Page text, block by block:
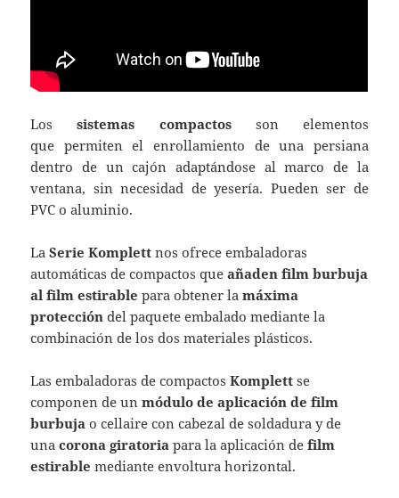
Lossistemas compactosson elementos
que permiten el enrollamiento de una persiana
dentro de un cajón adaptándose al marco de la
ventana, sin necesidad deyesería. Pueden ser de
PVC o aluminio.
LaSerie Komplett nos ofrece embaladoras
automáticas de compactos queañaden film burbuja
al film estirable para obtener lamáxima
protección del paquete embalado mediante la
combinación de los dos materiales plásticos.
Las embaladoras de compactosKomplett se
componen de unmódulo de aplicación de film
burbuja o cellaire con cabezal de soldadura y de
unacorona giratoria para la aplicación defilm
estirable mediante envoltura horizontal.